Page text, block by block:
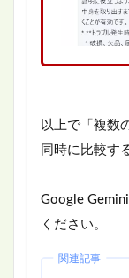
以上で「複数
同時に比較す
Google
ください。
関連記事